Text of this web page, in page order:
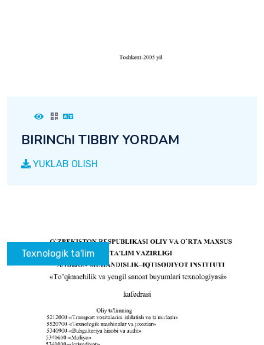
BIRINChI TIBBIY YORDAM
YUKLAB OLISH
Texnologik ta'lim